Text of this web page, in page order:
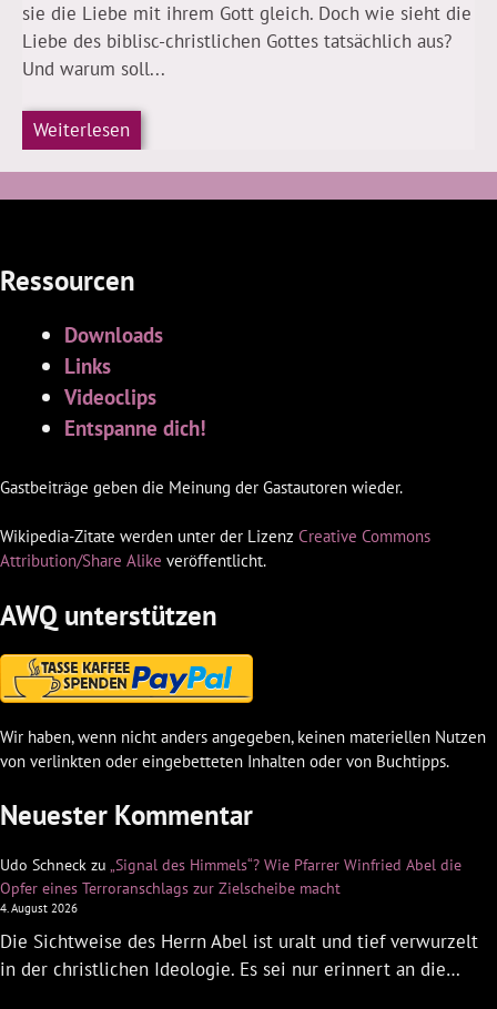
sie die Liebe mit ihrem Gott gleich. Doch wie sieht die
Liebe des biblisc-christlichen Gottes tatsächlich aus?
Und warum soll...
Weiterlesen
Ressourcen
Downloads
Links
Videoclips
Entspanne dich!
Gastbeiträge geben die Meinung der Gastautoren wieder.
Wikipedia-Zitate werden unter der Lizenz Creative Commons
Attribution/Share Alike veröffentlicht.
AWQ unterstützen
Wir haben, wenn nicht anders angegeben, keinen materiellen Nutzen
von verlinkten oder eingebetteten Inhalten oder von Buchtipps.
Neuester Kommentar
Udo Schneck zu „Signal des Himmels“? Wie Pfarrer Winfried Abel die
Opfer eines Terroranschlags zur Zielscheibe macht
4. August 2026
Die Sichtweise des Herrn Abel ist uralt und tief verwurzelt
in der christlichen Ideologie. Es sei nur erinnert an die…